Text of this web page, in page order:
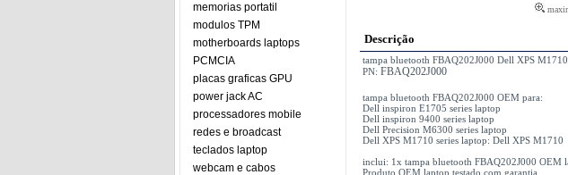
memorias portatil
modulos TPM
motherboards laptops
PCMCIA
placas graficas GPU
power jack AC
processadores mobile
redes e broadcast
teclados laptop
webcam e cabos
Descrição
tampa bluetooth FBAQ202J000 Dell XPS
PN: FBAQ202J000
tampa bluetooth FBAQ202J000 OEM para:
Dell inspiron E1705 series laptop
Dell inspiron 9400 series laptop
Dell Precision M6300 series laptop
Dell XPS M1710 series laptop: Dell XPS M1710
inclui: 1x tampa bluetooth FBAQ202J000 OEM
Produto OEM laptop testado com garantia